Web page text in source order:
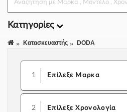
Κατηγορίες
Κατασκευαστής DODA
1 Επίλεξε Μαρκα
2 Επίλεξε Χρονολογία